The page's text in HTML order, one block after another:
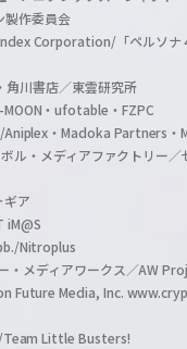
製作委員会
Corporation/「ペルソナ
川書店／東雲研究所
・ufotable・FZPC
・Madoka Partners・
ル・メディアファクトリー／
ア
iM@S
Nitroplus
・メディアワークス／AW
Future Media, Inc.
Little Busters!